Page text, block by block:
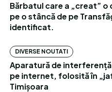
Bărbatul care a „creat”
pe o stâncă de pe
identificat.
DIVERSE NOUTATI
Aparatură de
pe internet, folosită în
Timișoara